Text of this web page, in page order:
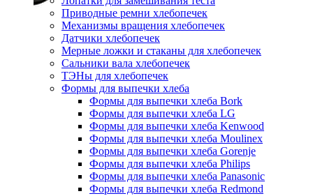
Приводные ремни хлебопечек
Механизмы вращения хлебопечек
Датчики хлебопечек
Мерные ложки и стаканы для хлебопечек
Сальники вала хлебопечек
ТЭНы для хлебопечек
Формы для выпечки хлеба
Формы для выпечки хлеба Bork
Формы для выпечки хлеба LG
Формы для выпечки хлеба Kenwood
Формы для выпечки хлеба Moulinex
Формы для выпечки хлеба Gorenje
Формы для выпечки хлеба Philips
Формы для выпечки хлеба Panasonic
Формы для выпечки хлеба Redmond